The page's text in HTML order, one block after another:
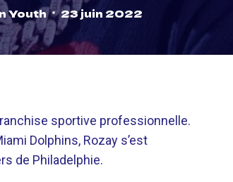
Youth 23 juin 2022
sportive professionnelle.
Dolphins, Rozay s’est
de Philadelphie.